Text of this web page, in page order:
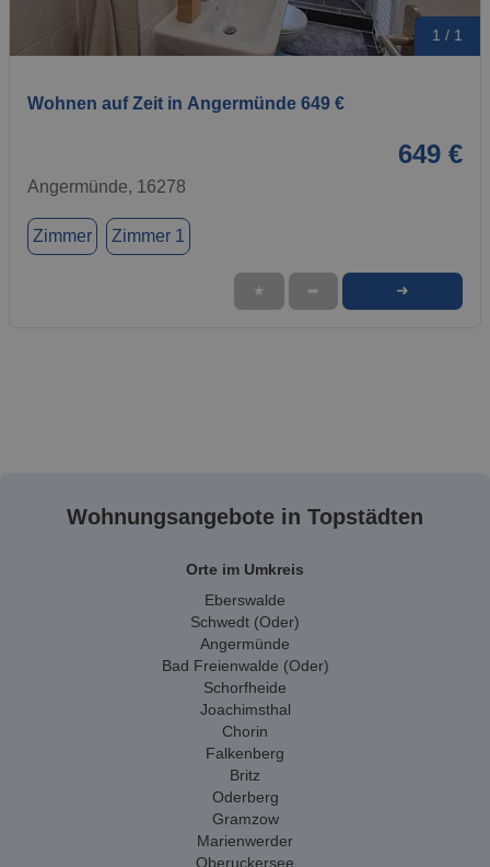
1 / 1
Wohnen auf Zeit in Angermünde 649 €
649 €
Angermünde, 16278
Zimmer Zimmer 1
★ ➦ ➜
Wohnungsangebote in Topstädten
Orte im Umkreis
Eberswalde
Schwedt (Oder)
Angermünde
Bad Freienwalde (Oder)
Schorfheide
Joachimsthal
Chorin
Falkenberg
Britz
Oderberg
Gramzow
Marienwerder
Oberuckersee